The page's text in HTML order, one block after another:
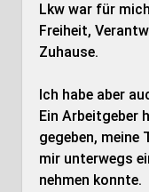
Lkw war für
Freiheit,
Zuhause.
Ich habe aber
Ein Arbeitgeber
gegeben, meine
mir unterwegs
nehmen konnte.